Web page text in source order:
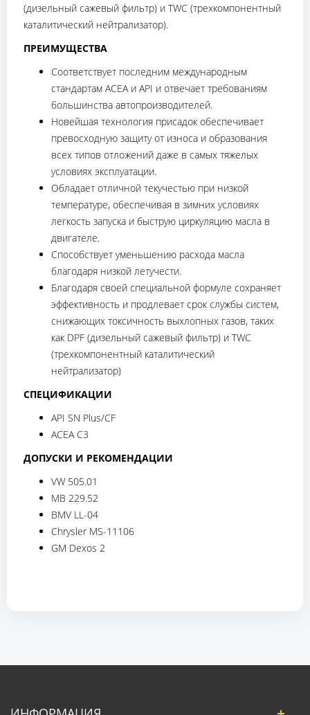
(дизельный сажевый фильтр) и TWC (трехкомпонентный
каталитический нейтрализатор).
ПРЕИМУЩЕСТВА
Соответствует последним международным
стандартам ACEA и API и отвечает требованиям
большинства автопроизводителей.
Новейшая технология присадок обеспечивает
превосходную защиту от износа и образования
всех типов отложений даже в самых тяжелых
условиях эксплуатации.
Обладает отличной текучестью при низкой
температуре, обеспечивая в зимних условиях
легкость запуска и быструю циркуляцию масла в
двигателе.
Способствует уменьшению расхода масла
благодаря низкой летучести.
Благодаря своей специальной формуле сохраняет
эффективность и продлевает срок службы систем,
снижающих токсичность выхлопных газов, таких
как DPF (дизельный сажевый фильтр) и TWC
(трехкомпонентный каталитический
нейтрализатор)
СПЕЦИФИКАЦИИ
API SN Plus/CF
ACEA C3
ДОПУСКИ И РЕКОМЕНДАЦИИ
VW 505.01
MB 229.52
BMV LL-04
Chrysler MS-11106
GM Dexos 2